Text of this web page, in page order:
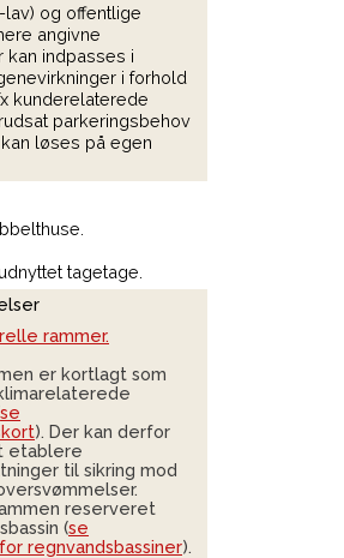
og offentlige
angivne
kan indpasses i
i forhold
kunderelaterede
parkeringsbehov
løses på egen
tagetage.
rammer.
er kortlagt som
se
). Der kan derfor
etablere
til sikring mod
reserveret
(se
regnvandsbassiner).